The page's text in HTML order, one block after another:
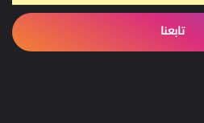
تابعنا